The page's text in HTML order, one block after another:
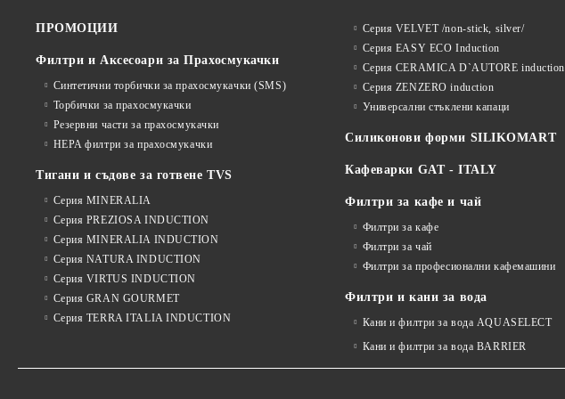
ПРОМОЦИИ
Филтри и Аксесоари за Прахосмукачки
Синтетични торбички за прахосмукачки (SMS)
Торбички за прахосмукачки
Резервни части за прахосмукачки
HEPA филтри за прахосмукачки
Тигани и съдове за готвене TVS
Серия MINERALIA
Серия PREZIOSA INDUCTION
Серия MINERALIA INDUCTION
Серия NATURA INDUCTION
Серия VIRTUS INDUCTION
Серия GRAN GOURMET
Серия TERRA ITALIA INDUCTION
Серия VELVET /non-stick, silver/
Серия EASY ECO Induction
Серия CERAMICA D`AUTORE induction
Серия ZENZERO induction
Универсални стъклени капаци
Силиконови форми SILIKOMART
Кафеварки GAT - ITALY
Филтри за кафе и чай
Филтри за кафе
Филтри за чай
Филтри за професионални кафемашини
Филтри и кани за вода
Кани и филтри за вода AQUASELECT
Кани и филтри за вода BARRIER